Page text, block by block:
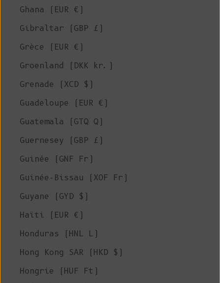
Ghana (EUR €)
Gibraltar (GBP £)
Grèce (EUR €)
Groenland (DKK kr.)
Grenade (XCD $)
Guadeloupe (EUR €)
Guatemala (GTQ Q)
Guernesey (GBP £)
Guinée (GNF Fr)
Guinée-Bissau (XOF Fr)
Guyane (GYD $)
Haïti (EUR €)
Honduras (HNL L)
Hong Kong SAR (HKD $)
Hongrie (HUF Ft)